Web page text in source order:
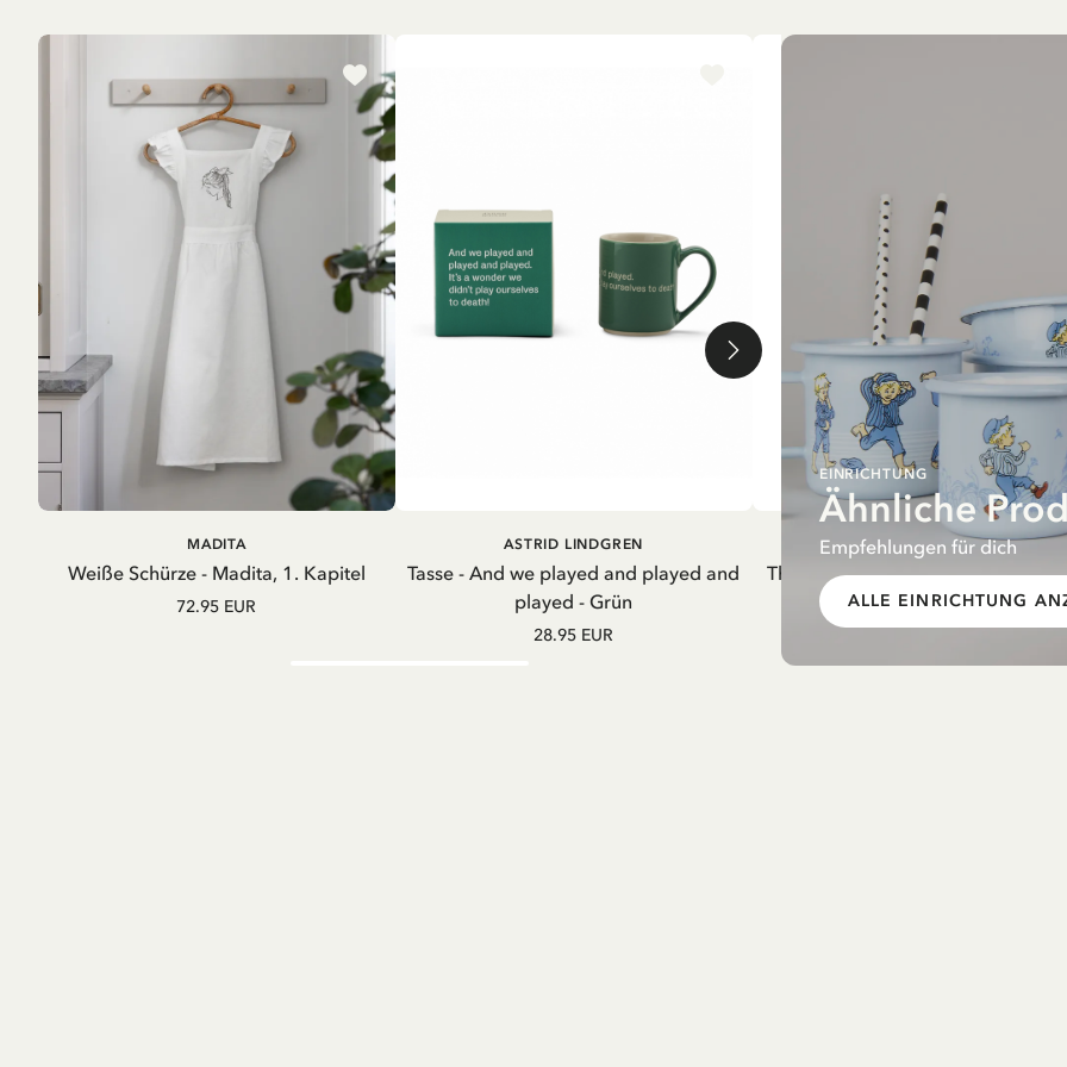
EINRICHTUNG
Ähnliche
Empfehlungen für dich
ALLE EINRICHTUNG
IN DEN WARENKORB
Weiße Schürze - Madita, 1. Kapitel
MADITA
72.95 EUR
IN DEN WARENKORB
Tasse - And we played and played and
played - Grün
ASTRID LINDGREN
28.95 EUR
IN DEN WARENKORB
Thermosflasche Pippi
Nachthemd Lila – 550 ml
PIPPI LANGSTRUMPF